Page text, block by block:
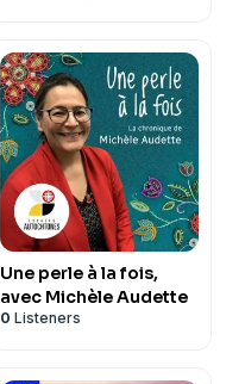
Une perle à la fois,
avec Michèle Audette
0 Listeners